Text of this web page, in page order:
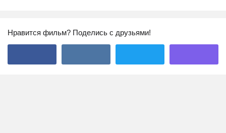
Нравится фильм? Поделись с друзьями!